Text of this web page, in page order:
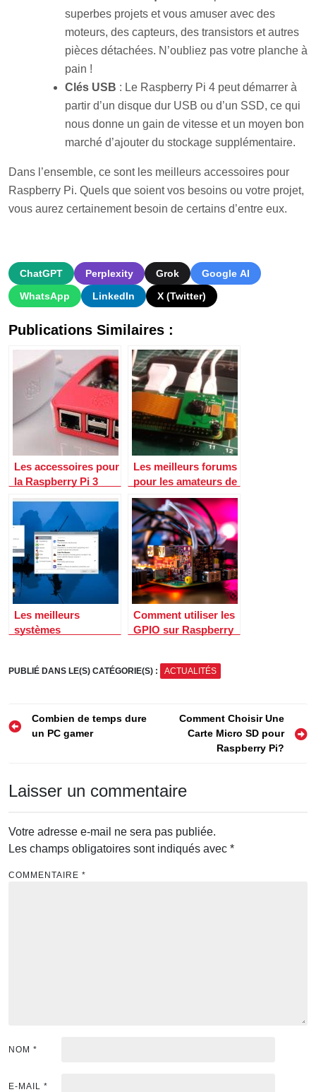
superbes projets et vous amuser avec des
moteurs, des capteurs, des transistors et autres
pièces détachées. N’oubliez pas votre planche à
pain !
Clés USB : Le Raspberry Pi 4 peut démarrer à
partir d’un disque dur USB ou d’un SSD, ce qui
nous donne un gain de vitesse et un moyen bon
marché d’ajouter du stockage supplémentaire.
Dans l’ensemble, ce sont les meilleurs accessoires pour
Raspberry Pi. Quels que soient vos besoins ou votre projet,
vous aurez certainement besoin de certains d’entre eux.
ChatGPT Perplexity Grok
Google AI
WhatsApp
LinkedIn X (Twitter)
Publications Similaires :
Les accessoires pour
la Raspberry Pi 3
Les meilleurs forums
pour les amateurs de
Raspberry Pi
Les meilleurs
systèmes
Comment utiliser les
GPIO sur Raspberry
PUBLIÉ DANS LE(S) CATÉGORIE(S) : ACTUALITÉS
Navigation
Combien de temps dure
un PC gamer
Comment Choisir Une
Carte Micro SD pour
Raspberry Pi?
Laisser un commentaire
Votre adresse e-mail ne sera pas publiée.
Les champs obligatoires sont indiqués avec *
COMMENTAIRE *
NOM *
E-MAIL *